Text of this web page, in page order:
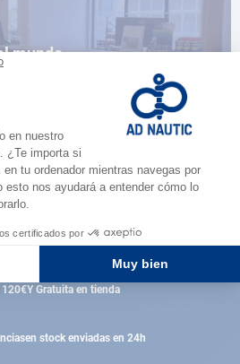
mundo,
120€Y Gratuita en tienda
en stock enviadas en 24h